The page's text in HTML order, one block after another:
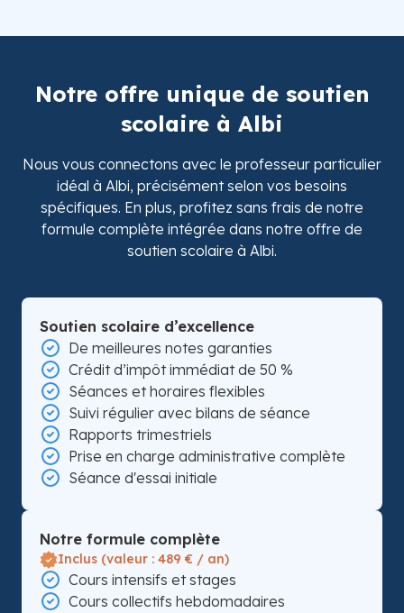
Notre offre unique de soutien
scolaire à Albi
Nous vous connectons avec le professeur particulier
idéal à Albi, précisément selon vos besoins
spécifiques. En plus, profitez sans frais de notre
formule complète intégrée dans notre offre de
soutien scolaire à Albi.
Soutien scolaire d’excellence
De meilleures notes garanties
Crédit d’impôt immédiat de 50 %
Séances et horaires flexibles
Suivi régulier avec bilans de séance
Rapports trimestriels
Prise en charge administrative complète
Séance d'essai initiale
Notre formule complète
Inclus (valeur : 489 € / an)
Cours intensifs et stages
Cours collectifs hebdomadaires